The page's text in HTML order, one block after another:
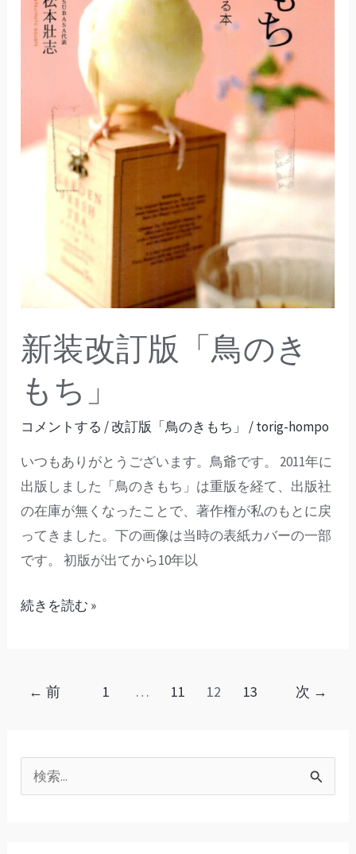
新装改訂版「鳥のき
もち」
コメントする /改訂版「鳥のきもち」 /torig-hompo
いつもありがとうございます。鳥爺です。 2011年に
出版しました「鳥のきもち」は重版を経て、出版社
の在庫が無くなったことで、著作権が私のもとに戻
ってきました。下の画像は当時の表紙カバーの一部
です。 初版が出てから10年以
続きを読む »
← 前 1 … 11 12 13 次 →
検